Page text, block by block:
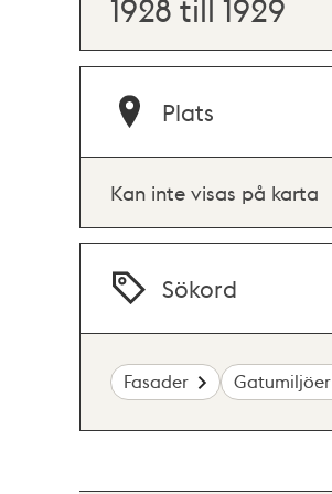
1928 till 1929
Plats
Kan inte visas på karta
Sökord
Fasader Gatumiljöer